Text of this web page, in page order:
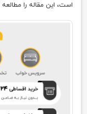
است، این مقاله را مطالعه